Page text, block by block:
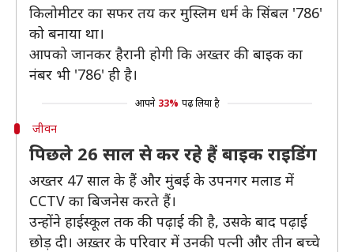
किलोमीटर का सफर तय कर मुस्लिम धर्म के सिंबल '786'
को बनाया था।
आपको जानकर हैरानी होगी कि अख्तर की बाइक का
नंबर भी '786' ही है।
आपने 33% पढ़ लिया है
जीवन
पिछले 26 साल से कर रहे हैं बाइक राइडिंग
अख्तर 47 साल के हैं और मुंबई के उपनगर मलाड में
CCTV का बिजनेस करते हैं।
उन्होंने हाईस्कूल तक की पढ़ाई की है, उसके बाद पढ़ाई
छोड़ दी। अख़्तर के परिवार में उनकी पत्नी और तीन बच्चे